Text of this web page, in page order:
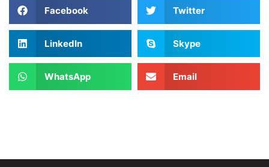
Facebook Twitter
LinkedIn Skype
WhatsApp Email